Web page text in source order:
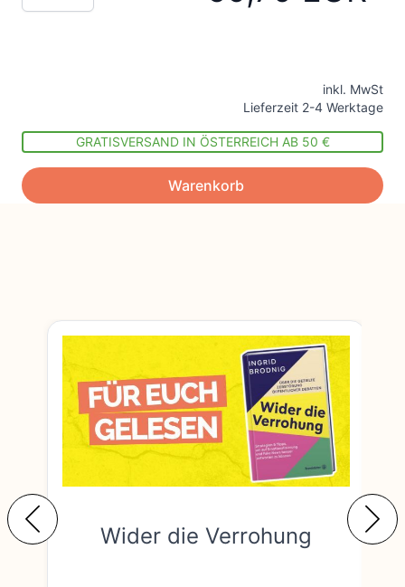
inkl. MwSt
Lieferzeit 2-4 Werktage
GRATISVERSAND IN ÖSTERREICH AB 50 €
Warenkorb
Wider die Verrohung